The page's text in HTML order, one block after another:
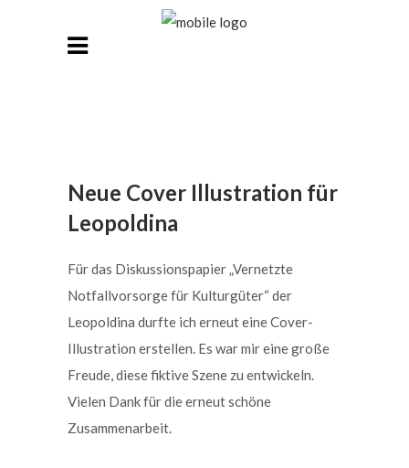
Neue Cover Illustration für
Leopoldina
Für das Diskussionspapier „Vernetzte
Notfallvorsorge für Kulturgüter“ der
Leopoldina durfte ich erneut eine Cover-
Illustration erstellen. Es war mir eine große
Freude, diese fiktive Szene zu entwickeln.
Vielen Dank für die erneut schöne
Zusammenarbeit.